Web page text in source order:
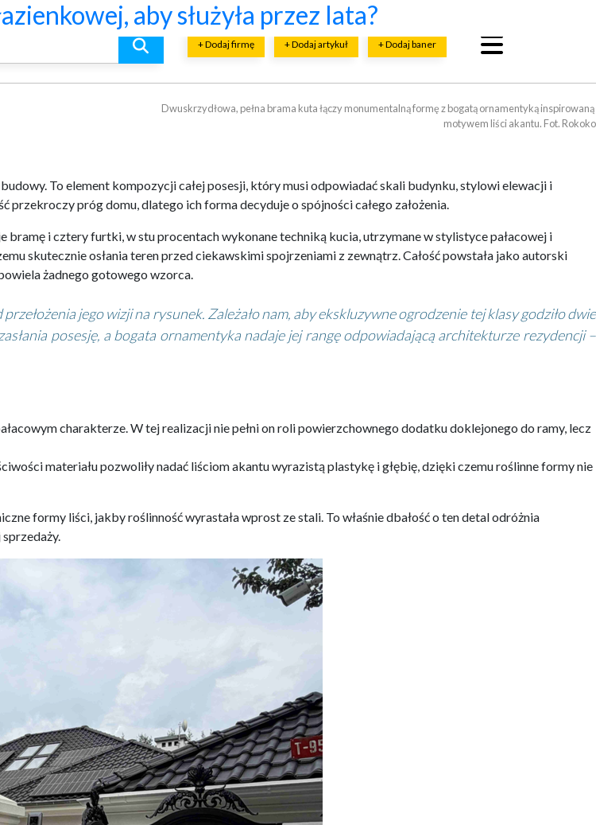
+ Dodaj firmę + Dodaj artykuł + Dodaj baner
Dwuskrzydłowa, pełna brama kuta łączy monumentalną formę z bogatą ornamentyką inspirowaną
motywem liści akantu. Fot. Rokoko
To element kompozycji całej posesji, który musi odpowiadać skali budynku, stylowi elewacji i
próg domu, dlatego ich forma decyduje o spójności całego założenia.
bramę i cztery furtki, w stu procentach wykonane techniką kucia, utrzymane w stylistyce pałacowej i
skutecznie osłania teren przed ciekawskimi spojrzeniami z zewnątrz. Całość powstała jako autorski
żadnego gotowego wzorca.
jego wizji na rysunek. Zależało nam, aby ekskluzywne ogrodzenie tej klasy godziło dwie
posesję, a bogata ornamentyka nadaje jej rangę odpowiadającą architekturze rezydencji –
charakterze. W tej realizacji nie pełni on roli powierzchownego dodatku doklejonego do ramy, lecz
materiału pozwoliły nadać liściom akantu wyrazistą plastykę i głębię, dzięki czemu roślinne formy nie
formy liści, jakby roślinność wyrastała wprost ze stali. To właśnie dbałość o ten detal odróżnia
do całej aranżacji?
oraz lekkiej obudowy firmy ETANCO
ocenić przed budową?
bezpieczeństwa i bezawaryjności
poradniki złomu
maszyn geotechnicznych?
aby służyła przez lata?